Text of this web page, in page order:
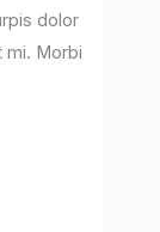
dolor
mi. Morbi